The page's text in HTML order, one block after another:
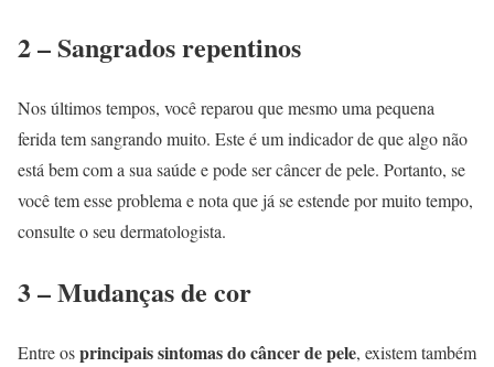
2 – Sangrados repentinos
Nos últimos tempos, você reparou que mesmo uma pequena
ferida tem sangrando muito. Este é um indicador de que algo não
está bem com a sua saúde e pode ser câncer de pele. Portanto, se
você tem esse problema e nota que já se estende por muito tempo,
consulte o seu dermatologista.
3 – Mudanças de cor
Entre osprincipais sintomas do câncer de pele, existem também